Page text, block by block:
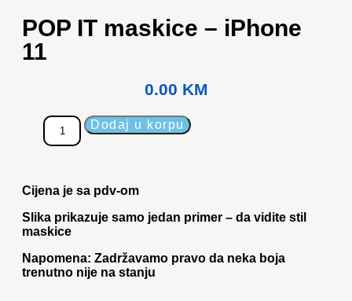
POP IT maskice – iPhone
11
0.00 KM
Dodaj u korpu
Cijena je sa pdv-om
Slika prikazuje samo jedan primer – da vidite stil
maskice
Napomena: Zadržavamo pravo da neka boja
trenutno nije na stanju